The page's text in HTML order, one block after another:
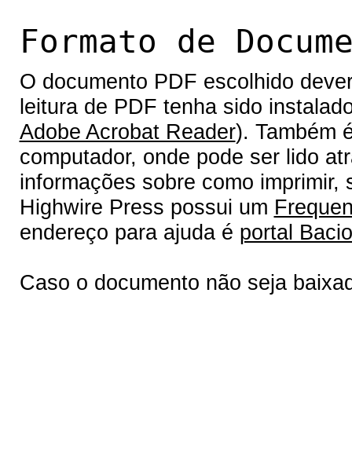
Formato de
O documento PDF escolhido
leitura de PDF tenha sido
Adobe Acrobat Reader). Também
computador, onde pode ser lido
informações sobre como
Highwire Press possui um
endereço para ajuda é portal
Caso o documento não seja